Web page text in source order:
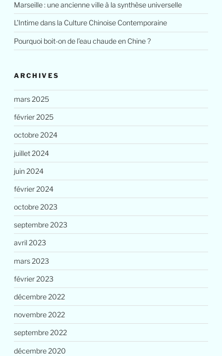
Marseille : une ancienne ville à la synthèse universelle
L’Intime dans la Culture Chinoise Contemporaine
Pourquoi boit-on de l’eau chaude en Chine ?
ARCHIVES
mars 2025
février 2025
octobre 2024
juillet 2024
juin 2024
février 2024
octobre 2023
septembre 2023
avril 2023
mars 2023
février 2023
décembre 2022
novembre 2022
septembre 2022
décembre 2020